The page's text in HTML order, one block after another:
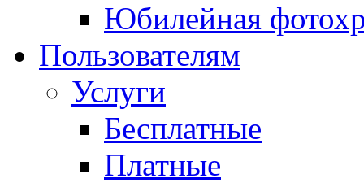
Юбилейная
Пользователям
Услуги
Бесплатные
Платные